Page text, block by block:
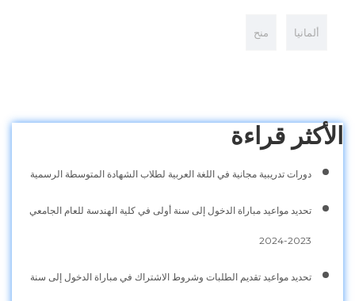
ألمانيا منح
الأكثر قراءة
دورات تدريبية مجانية في اللغة العربية لطلاب الشهادة المتوسطة الرسمية
تحديد مواعيد مباراة الدخول إلى سنة أولى في كلية الهندسة للعام الجامعي
2023-2024
تحديد مواعيد تقديم الطلبات وشروط الاشتراك في مباراة الدخول إلى سنة